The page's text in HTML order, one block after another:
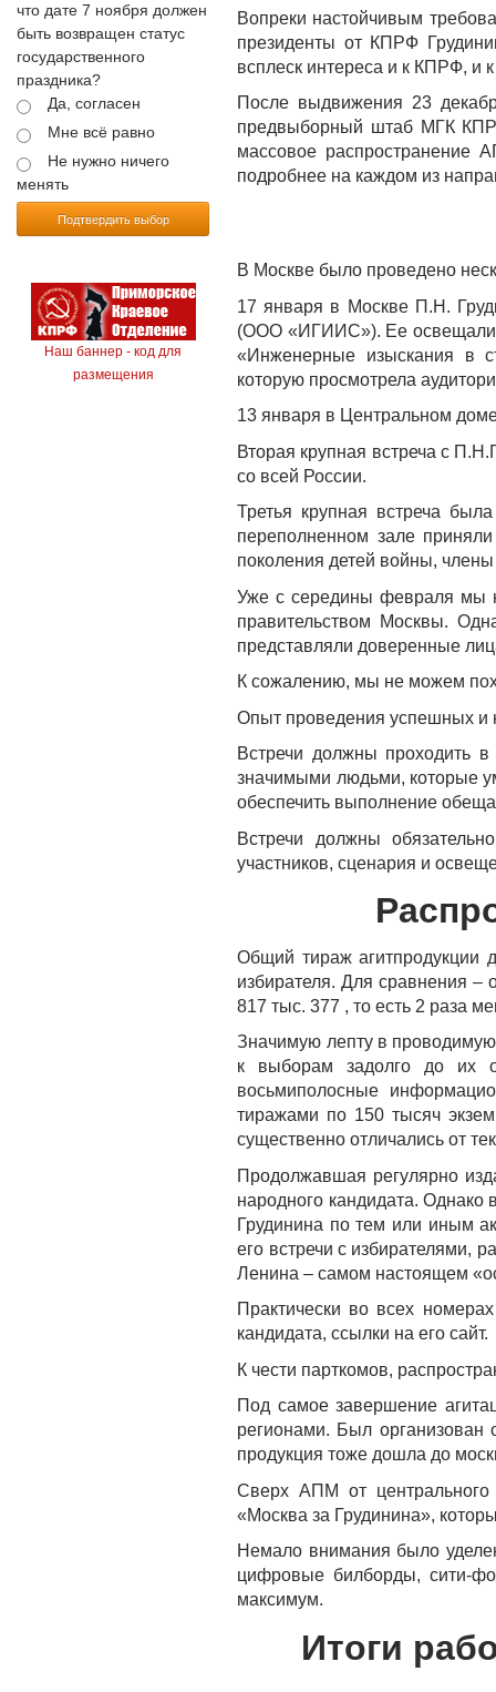
что дате 7 ноября должен
быть возвращен статус
государственного
праздника?
Да, согласен
Мне всё равно
Не нужно ничего
менять
Подтвердить выбор
Наш баннер - код для
размещения
Вопреки настойчивым
президенты от КПРФ
всплеск интереса и к КПРФ, и
После выдвижения 23
предвыборный штаб МГК
массовое распространение
подробнее на каждом из
В Москве было проведено
17 января в Москве П.Н.
(ООО «ИГИИС»). Ее освещали
«Инженерные изыскания в
которую просмотрела
13 января в Центральном
Вторая крупная встреча с
со всей России.
Третья крупная встреча
переполненном зале
поколения детей войны,
Уже с середины февраля мы
правительством Москвы.
представляли доверенные
К сожалению, мы не можем
Опыт проведения успешных и
Встречи должны проходить
значимыми людьми, которые
обеспечить выполнение
Встречи должны
участников, сценария и
Общий тираж агитпродукции
избирателя. Для сравнения –
817 тыс. 377 , то есть 2 раза
Значимую лепту в
к выборам задолго до их
восьмиполосные
тиражами по 150 тысяч
существенно отличались от
Продолжавшая регулярно
народного кандидата.
Грудинина по тем или иным
его встречи с избирателями,
Ленина – самом настоящем
Практически во всех
кандидата, ссылки на его сайт.
К чести парткомов,
Под самое завершение
регионами. Был
продукция тоже дошла до
Сверх АПМ от
«Москва за Грудинина»,
Немало внимания было
цифровые билборды, сити-
максимум.
Итоги